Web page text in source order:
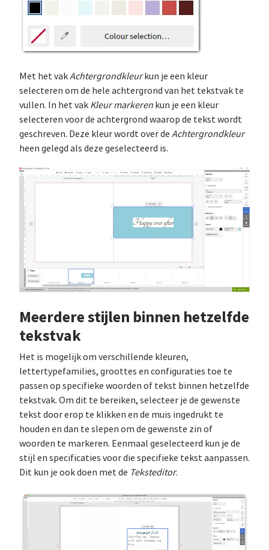
Met het vakAchtergrondkleurkun je een kleur
selecteren om de hele achtergrond van het tekstvak te
vullen. In het vak Kleur markeren kun je een kleur
selecteren voor de achtergrond waarop de tekst wordt
geschreven. Deze kleur wordt over de Achtergrondkleur
heen gelegd als deze geselecteerd is.
Meerdere stijlen binnen hetzelfde
tekstvak
Het is mogelijk om verschillende kleuren,
lettertypefamilies, groottes en configuraties toe te
passen op specifieke woorden of tekst binnen hetzelfde
tekstvak. Om dit te bereiken, selecteer je de gewenste
tekst door erop te klikken en de muis ingedrukt te
houden en dan te slepen om de gewenste zin of
woorden te markeren. Eenmaal geselecteerd kun je de
stijl en specificaties voor die specifieke tekst aanpassen.
Dit kun je ook doen met de Teksteditor.